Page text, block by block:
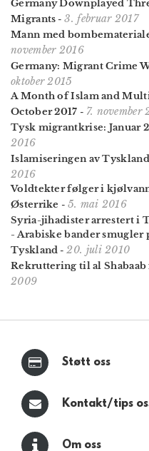
Germany Downplayed
Migrants -3. februar 2017
Mann med
november 2016
Germany: Migrant Crime
oktober 2015
A Month of Islam and
October 2017 - 7. november
Tysk migrantkrise: Januar
2016
Islamiseringen av
2016
Voldtekter følger i
Østerrike - 5. mai 2016
Syria-jihadister arrestert i
- Arabiske bander
Tyskland -20. juli 2010
Rekruttering til al
2009
Støtt oss
Kontakt/tips
Om oss